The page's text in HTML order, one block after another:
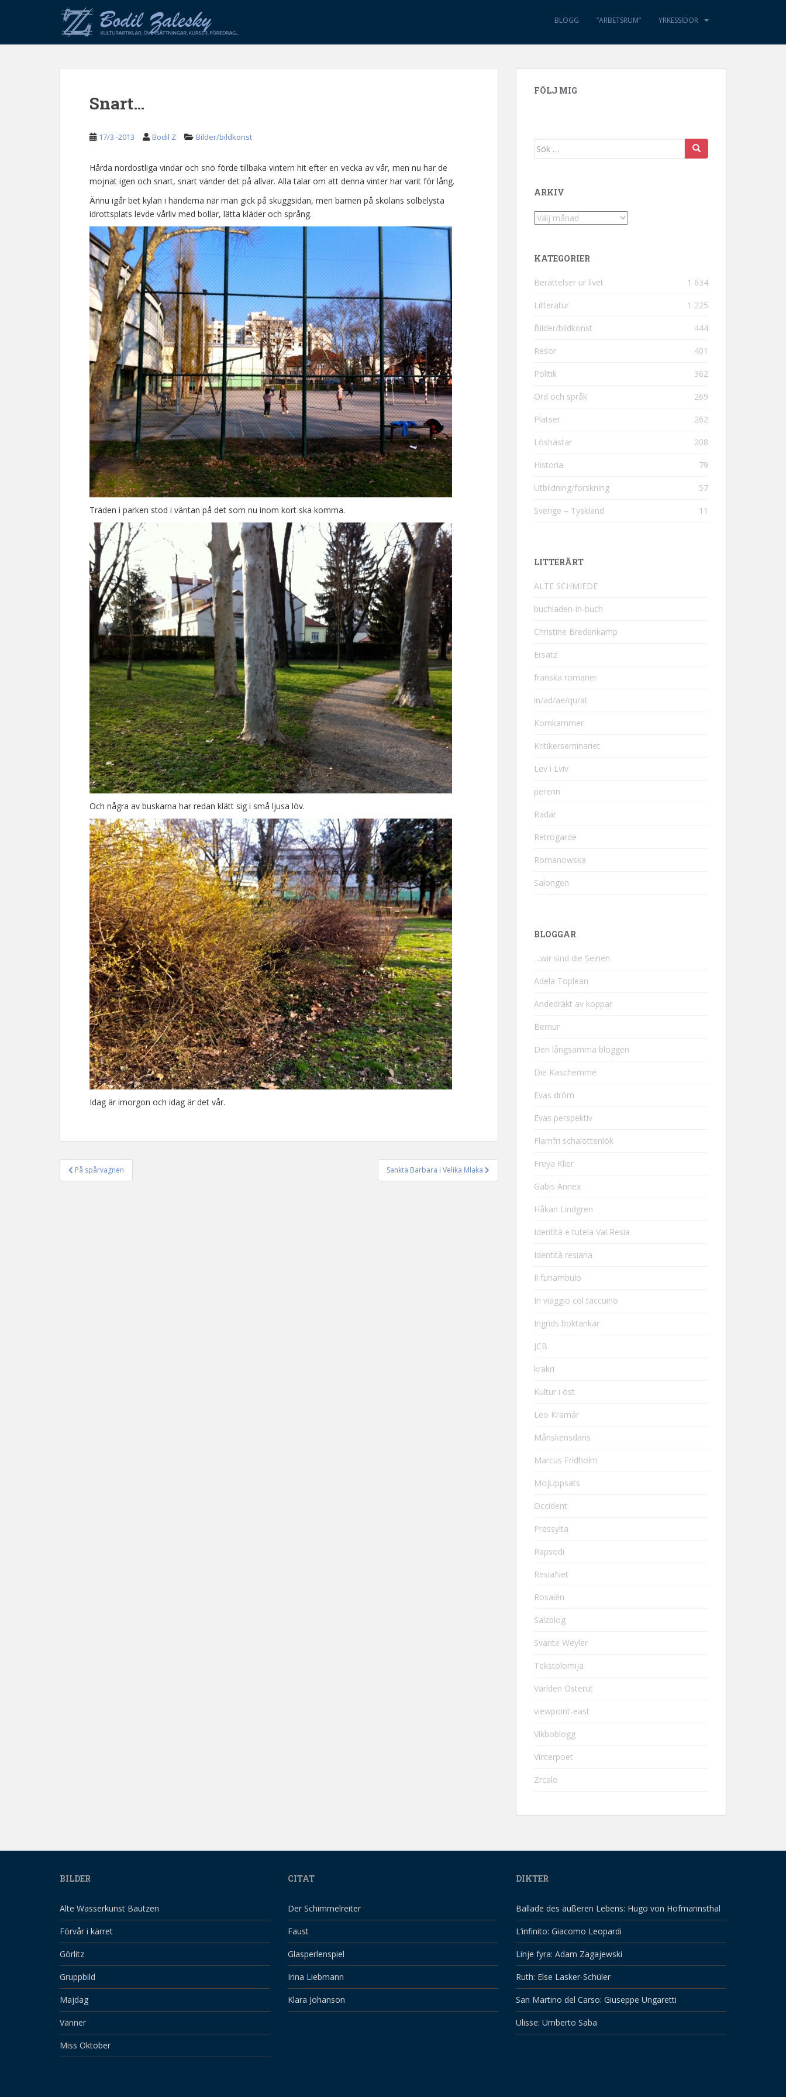
p
BLOGG ”ARBETSRUM” YRKESSIDOR
Snart…
17/3 -2013 Bodil Z Bilder/bildkonst
Hårda nordostliga vindar och snö förde tillbaka vintern hit efter en vecka av vår, men nu har de
mojnat igen och snart, snart vänder det på allvar. Alla talar om att denna vinter har varit för lång.
Ännu igår bet kylan i händerna när man gick på skuggsidan, men barnen på skolans solbelysta
idrottsplats levde vårliv med bollar, lätta kläder och språng.
Träden i parken stod i väntan på det som nu inom kort ska komma.
Och några av buskarna har redan klätt sig i små ljusa löv.
Idag är imorgon och idag är det vår.
Inläggsnavigering
På spårvagnen Sankta Barbara i Velika Mlaka
FÖLJ MIG
Sök efter:
ARKIV
Arkiv
KATEGORIER
Berättelser ur livet 1 634
Litteratur 1 225
Bilder/bildkonst 444
Resor 401
Politik 362
Ord och språk 269
Platser 262
Löshästar 208
Historia 79
Utbildning/forskning 57
Sverige – Tyskland 11
LITTERÄRT
ALTE SCHMIEDE
buchladen-in-buch
Christine Bredenkamp
Ersatz
franska romaner
in/ad/ae/qu/at
Kornkammer
Kritikerseminariet
Lev i Lviv
perenn
Radar
Retrogarde
Romanowska
Salongen
BLOGGAR
…wir sind die Seinen
Adela Toplean
Andedräkt av koppar
Bernur
Den långsamma bloggen
Die Kaschemme
Evas dröm
Evas perspektiv
Flarnfri schalottenlök
Freya Klier
Gabis Annex
Håkan Lindgren
Identità e tutela Val Resia
Identità resiana
Il funambulo
In viaggio col taccuino
Ingrids boktankar
JCB
krakri
Kultur i öst
Leo Kramár
Månskensdans
Marcus Fridholm
MojUppsats
Occident
Pressylta
Rapsodi
ResiaNet
Rosaièn
Salzblog
Svante Weyler
Tekstolomija
Världen Österut
viewpoint-east
Vikboblogg
Vinterpoet
Zrcalo
BILDER
Alte Wasserkunst Bautzen
Förvår i kärret
Görlitz
Gruppbild
Majdag
Vänner
Miss Oktober
CITAT
Der Schimmelreiter
Faust
Glasperlenspiel
Irina Liebmann
Klara Johanson
DIKTER
Ballade des äußeren Lebens: Hugo von Hofmannsthal
L’infinito: Giacomo Leopardi
Linje fyra: Adam Zagajewski
Ruth: Else Lasker-Schüler
San Martino del Carso: Giuseppe Ungaretti
Ulisse: Umberto Saba